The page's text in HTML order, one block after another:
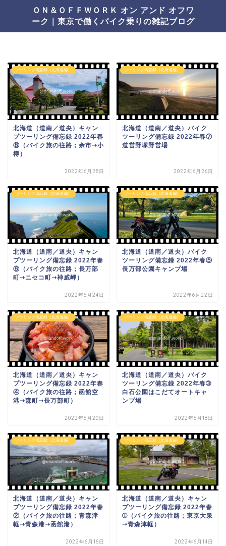
ＯＮ＆ＯＦＦＷＯＲＫ オン アンド オフワ
ーク｜東京で働くバイク乗りの雑記ブログ
ツーリング備忘録（北海道編）
北海道（道南／道央）キャン
プツーリング備忘録 2022年春
⑧（バイク旅の往路；余市➝小
樽）
2022年6月28日
ツーリング備忘録（北海道編）
北海道（道南／道央）バイク
ツーリング備忘録 2022年春⑦
道営野塚野営場
2022年6月26日
ツーリング備忘録（北海道編）
北海道（道南／道央）キャン
プツーリング備忘録 2022年春
⑥（バイク旅の往路；長万部
町➝ニセコ町➝神威岬）
2022年6月24日
ツーリング備忘録（北海道編）
北海道（道南／道央）バイク
ツーリング備忘録 2022年春⑤
長万部公園キャンプ場
2022年6月22日
ツーリング備忘録（北海道編）
北海道（道南／道央）キャン
プツーリング備忘録 2022年春
④（バイク旅の往路；函館空
港➝森町➝長万部町）
2022年6月20日
ツーリング備忘録（北海道編）
北海道（道南／道央）バイク
ツーリング備忘録 2022年春➂
白石公園はこだてオートキャ
ンプ場
2022年6月18日
ツーリング備忘録（北海道編）
北海道（道南／道央）キャン
プツーリング備忘録 2022年春
②（バイク旅の往路；青森津
軽➝青森港➝函館港）
2022年6月16日
ツーリング備忘録（北海道編）
北海道（道南／道央）キャン
プツーリング備忘録 2022年春
➀（バイク旅の往路；東京大泉
➝青森津軽）
2022年6月14日